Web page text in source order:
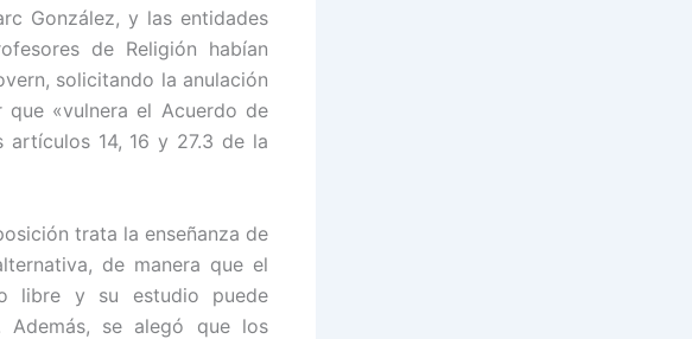
González, y las entidades
de Religión habían
solicitando la anulación
«vulnera el Acuerdo de
artículos 14, 16 y 27.3 de la
trata la enseñanza de
de manera que el
libre y su estudio puede
Además, se alegó que los